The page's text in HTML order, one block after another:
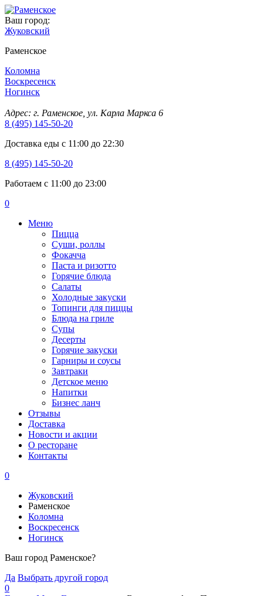
Ваш город:
Жуковский
Раменское
Коломна
Воскресенск
Ногинск
Адрес: г. Раменское, ул. Карла Маркса 6
8 (495) 145-50-20
Доставка еды с 11:00 до 22:30
8 (495) 145-50-20
Работаем с 11:00 до 23:00
0
Меню
Пицца
Суши, роллы
Фокачча
Паста и ризотто
Горячие блюда
Салаты
Холодные закуски
Топинги для пиццы
Блюда на гриле
Супы
Десерты
Горячие закуски
Гарниры и соусы
Завтраки
Детское меню
Напитки
Бизнес ланч
Отзывы
Доставка
Новости и акции
О ресторане
Контакты
0
Жуковский
Раменское
Коломна
Воскресенск
Ногинск
Ваш город Раменское?
Да Выбрать другой город
0